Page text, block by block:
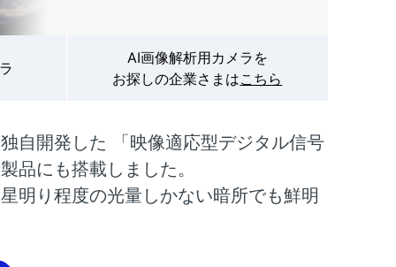
AI画像解析用カメラを
お探しの企業さまはこちら
自開発した 「映像適応型デジタル信号
品にも搭載しました。
明り程度の光量しかない暗所でも鮮明